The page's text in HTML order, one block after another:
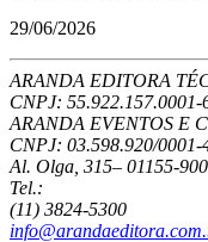
29/06/2026
ARANDA EDITORA
CNPJ: 55.922.157.0001-
ARANDA EVENTOS E
CNPJ: 03.598.920/0001-
Al. Olga, 315– 01155-900
Tel.:
(11) 3824-5300